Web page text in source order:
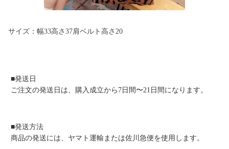
サイズ：幅33高さ37肩ベルト高さ20
■発送日
ご注文の発送日は、購入成立から7日間〜21日間になります。
■発送方法
商品の発送には、ヤマト運輸または佐川急便を使用します。